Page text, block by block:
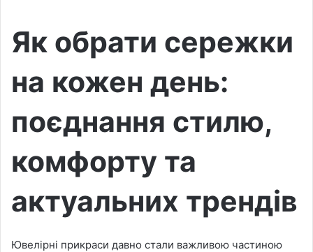
Як обрати сережки
на кожен день:
поєднання стилю,
комфорту та
актуальних трендів
Ювелірні прикраси давно стали важливою частиною